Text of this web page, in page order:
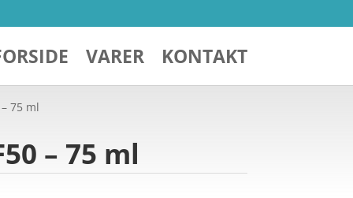
VARER KONTAKT
75 ml
– 75 ml